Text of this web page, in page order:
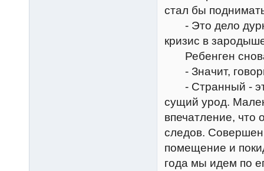
стал бы
- Это дело
кризис в
Ребенген
- Значит,
- Странный -
сущий урод.
впечатление, что
следов.
помещение и
года мы идем по